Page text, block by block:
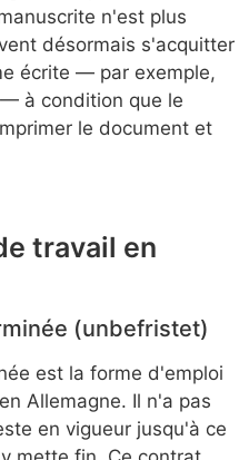
n'est plus
désormais s'acquitter
écrite — par exemple,
à condition que le
le document et
travail en
(unbefristet)
est la forme d'emploi
Allemagne. Il n'a pas
en vigueur jusqu'à ce